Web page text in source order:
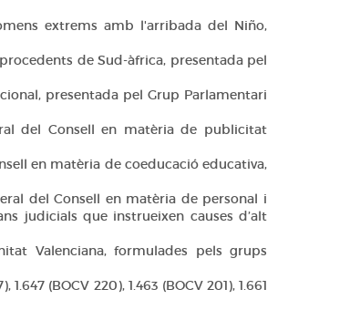
extrems amb l'arribada del Niño,
de Sud-àfrica, presentada pel
presentada pel Grup Parlamentari
del Consell en matèria de publicitat
en matèria de coeducació educativa,
del Consell en matèria de personal i
judicials que instrueixen causes d’alt
Valenciana, formulades pels grups
1.647 (BOCV 220), 1.463 (BOCV 201), 1.661